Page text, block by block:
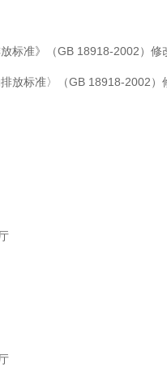
标准》（GB 18918-2002）修
放标准〉（GB 18918-2002）